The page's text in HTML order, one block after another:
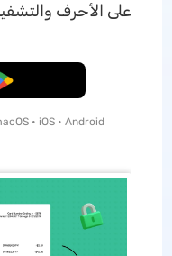
على الأحرف
• iOS • Android